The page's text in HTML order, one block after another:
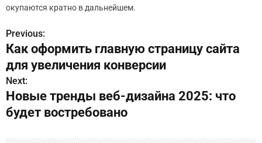
окупаются кратно в дальнейшем.
Н
а
в
и
Previous:
Как оформить главную страницу сайта
для увеличения конверсии
Next:
Новые тренды веб-дизайна 2025: что
будет востребовано